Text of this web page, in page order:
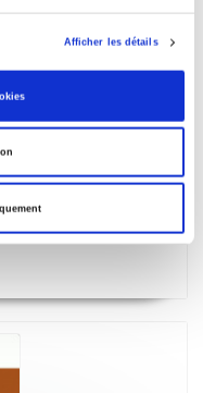
Afficher les détails
émergent